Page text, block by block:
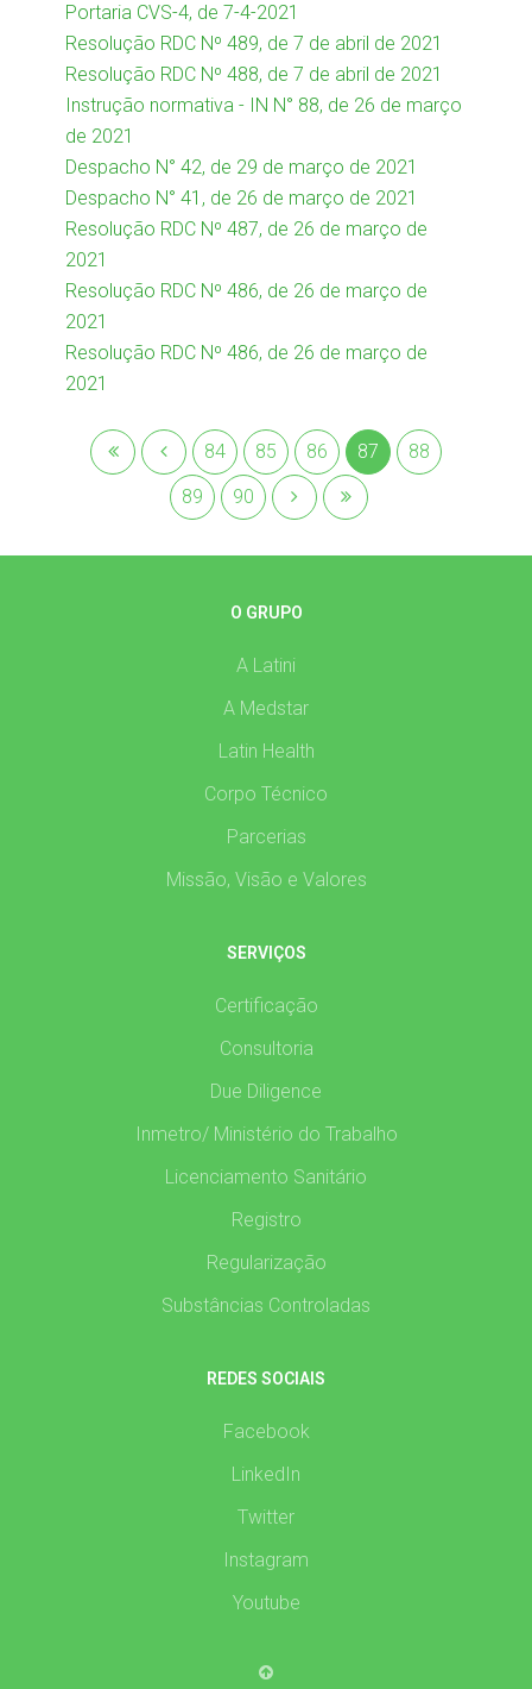
Portaria CVS-4, de 7-4-2021
Resolução RDC Nº 489, de 7 de abril de 2021
Resolução RDC Nº 488, de 7 de abril de 2021
Instrução normativa - IN N° 88, de 26 de março
de 2021
Despacho N° 42, de 29 de março de 2021
Despacho N° 41, de 26 de março de 2021
Resolução RDC Nº 487, de 26 de março de
2021
Resolução RDC Nº 486, de 26 de março de
2021
Resolução RDC Nº 486, de 26 de março de
2021
84 85 86 87
88
89
90
O GRUPO
A Latini
A Medstar
Latin Health
Corpo Técnico
Parcerias
Missão, Visão e Valores
SERVIÇOS
Certificação
Consultoria
Due Diligence
Inmetro/ Ministério do Trabalho
Licenciamento Sanitário
Registro
Regularização
Substâncias Controladas
REDES SOCIAIS
Facebook
LinkedIn
Twitter
Instagram
Youtube